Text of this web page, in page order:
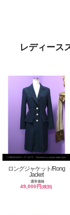
レディース
ロングジャケット/Rong
Jacket
通常価格
49,000円(税別)